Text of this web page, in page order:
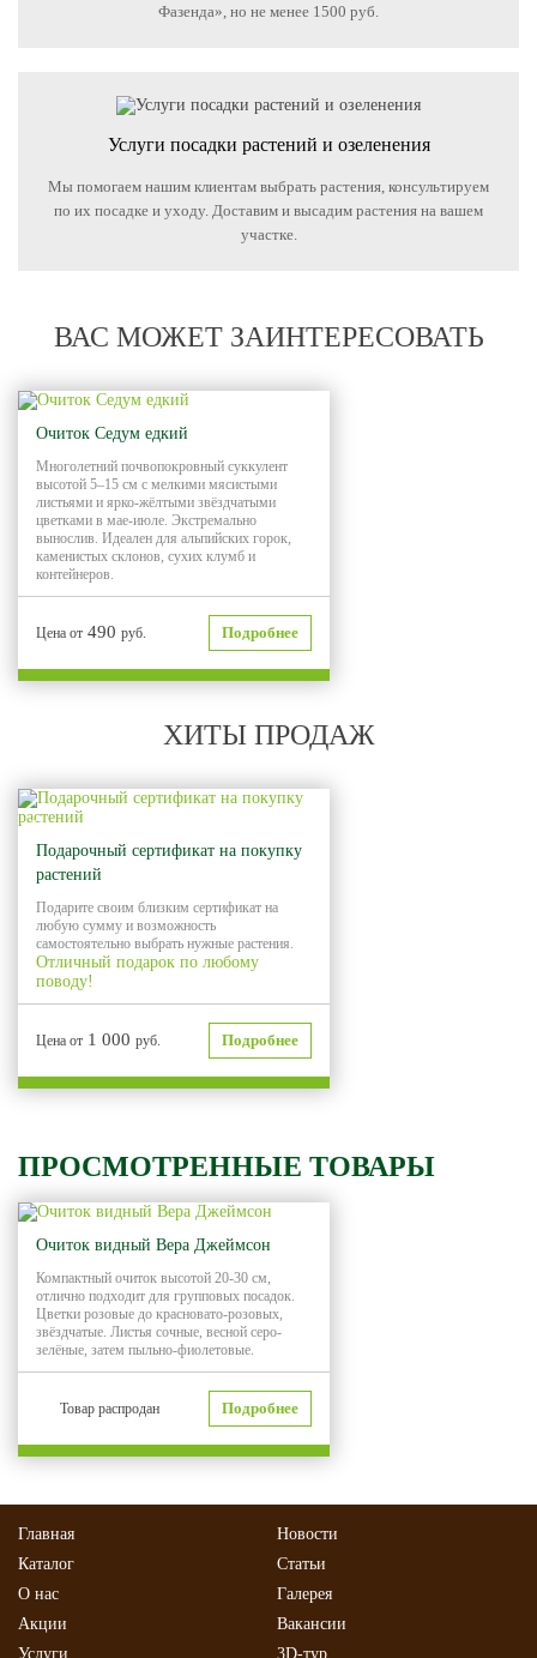
Фазенда», но не менее 1500 руб.
Услуги посадки растений и озеленения
Мы помогаем нашим клиентам выбрать растения, консультируем
по их посадке и уходу. Доставим и высадим растения на вашем
участке.
ВАС МОЖЕТ ЗАИНТЕРЕСОВАТЬ
Очиток Седум едкий
Многолетний почвопокровный суккулент
высотой 5–15 см с мелкими мясистыми
листьями и ярко-жёлтыми звёздчатыми
цветками в мае-июле. Экстремально
вынослив. Идеален для альпийских горок,
каменистых склонов, сухих клумб и
контейнеров.
Цена от 490 руб. Подробнее
ХИТЫ ПРОДАЖ
Хит продаж
Подарочный сертификат на покупку
растений
Подарите своим близким сертификат на
любую сумму и возможность
самостоятельно выбрать нужные растения.
Отличный подарок по любому
поводу!
Цена от 1 000 руб. Подробнее
ПРОСМОТРЕННЫЕ ТОВАРЫ
Очиток видный Вера Джеймсон
Компактный очиток высотой 20-30 см,
отлично подходит для групповых посадок.
Цветки розовые до красновато-розовых,
звёздчатые. Листья сочные, весной серо-
зелёные, затем пыльно-фиолетовые.
Товар распродан Подробнее
Главная
Каталог
О нас
Акции
Услуги
Новости
Статьи
Галерея
Вакансии
3D-тур